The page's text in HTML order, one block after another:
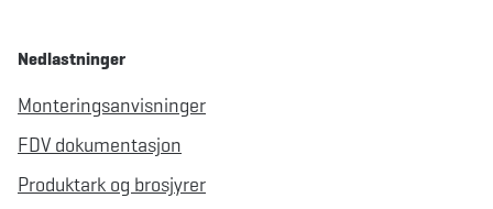
Nedlastninger
Monteringsanvisninger
FDV dokumentasjon
Produktark og brosjyrer